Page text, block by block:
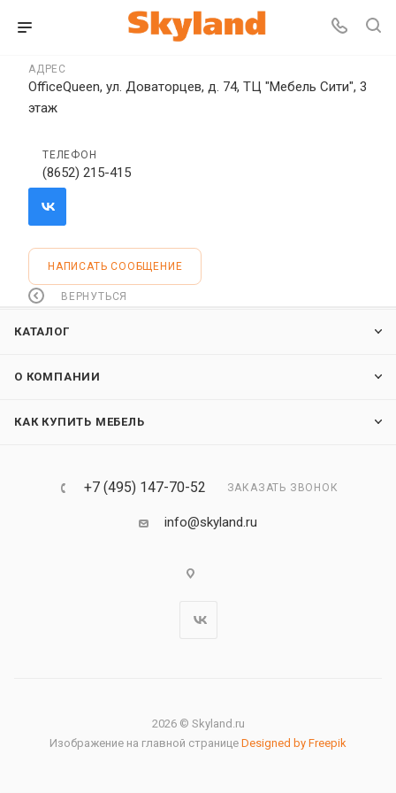
АДРЕС
OfficeQueen, ул. Доваторцев, д. 74, ТЦ "Мебель Сити", 3
этаж
ТЕЛЕФОН
(8652) 215-415
НАПИСАТЬ СООБЩЕНИЕ
ВЕРНУТЬСЯ
КАТАЛОГ
О КОМПАНИИ
КАК КУПИТЬ МЕБЕЛЬ
+7 (495) 147-70-52 ЗАКАЗАТЬ ЗВОНОК
info@skyland.ru
2026 © Skyland.ru
Изображение на главной странице Designed by Freepik